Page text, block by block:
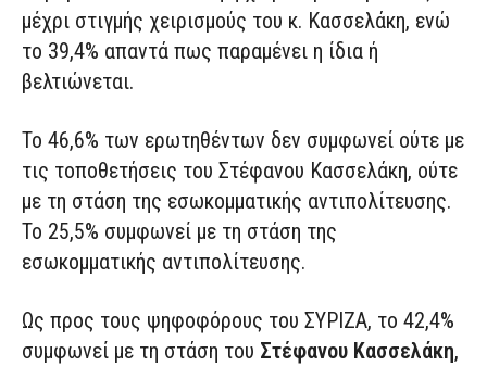
μέχρι στιγμής χειρισμούς του κ. Κασσελάκη, ενώ
το 39,4% απαντά πως παραμένει η ίδια ή
βελτιώνεται.
Το 46,6% των ερωτηθέντων δεν συμφωνεί ούτε με
τις τοποθετήσεις του Στέφανου Κασσελάκη, ούτε
με τη στάση της εσωκομματικής αντιπολίτευσης.
Το 25,5% συμφωνεί με τη στάση της
εσωκομματικής αντιπολίτευσης.
Ως προς τους ψηφοφόρους του ΣΥΡΙΖΑ, το 42,4%
συμφωνεί με τη στάση του Στέφανου Κασσελάκη,